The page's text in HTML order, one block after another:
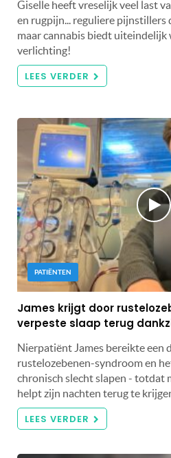
Giselle heeft vreselijk veel last
en rugpijn... reguliere pijnstillers
maar cannabis biedt uiteindelijk
verlichting!
LEES VERDER
PATIËNTEN
James krijgt door
verpeste slaap terug
Nierpatiënt James bereikte een
rustelozebenen-syndroom en
chronisch slecht slapen - totdat
helpt zijn nachten terug te
LEES VERDER